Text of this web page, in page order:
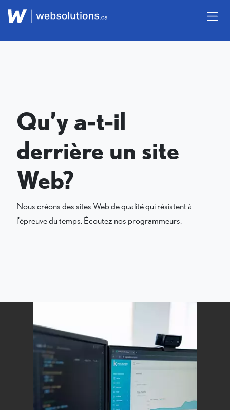
Qu’y a-t-il
derrière un site
Web?
Nous créons des sites Web de qualité qui résistent à
l’épreuve du temps. Écoutez nos programmeurs.